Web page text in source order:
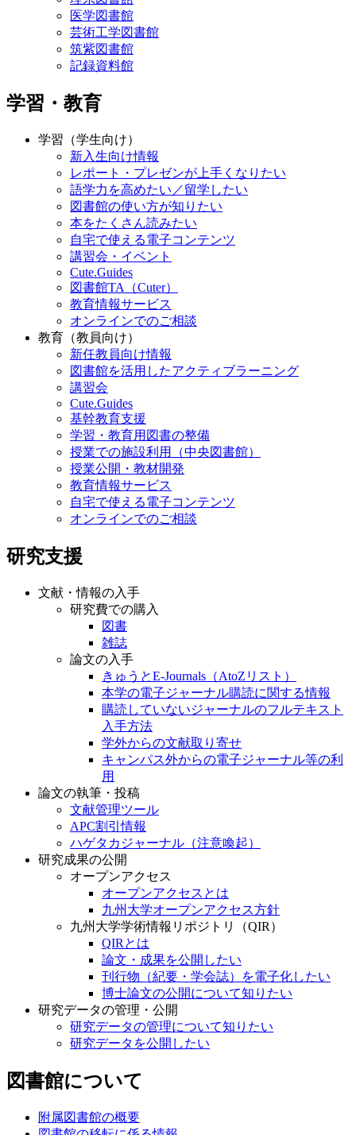
医学図書館
芸術工学図書館
筑紫図書館
記録資料館
学習・教育
学習（学生向け）
新入生向け情報
レポート・プレゼンが上手くなりたい
語学力を高めたい／留学したい
図書館の使い方が知りたい
本をたくさん読みたい
自宅で使える電子コンテンツ
講習会・イベント
Cute.Guides
図書館TA（Cuter）
教育情報サービス
オンラインでのご相談
教育（教員向け）
新任教員向け情報
図書館を活用したアクティブラーニング
講習会
Cute.Guides
基幹教育支援
学習・教育用図書の整備
授業での施設利用（中央図書館）
授業公開・教材開発
教育情報サービス
自宅で使える電子コンテンツ
オンラインでのご相談
研究支援
文献・情報の入手
研究費での購入
図書
雑誌
論文の入手
きゅうとE-Journals（AtoZリスト）
本学の電子ジャーナル購読に関する情報
購読していないジャーナルのフルテキスト
入手方法
学外からの文献取り寄せ
キャンパス外からの電子ジャーナル等の利
用
論文の執筆・投稿
文献管理ツール
APC割引情報
ハゲタカジャーナル（注意喚起）
研究成果の公開
オープンアクセス
オープンアクセスとは
九州大学オープンアクセス方針
九州大学学術情報リポジトリ（QIR）
QIRとは
論文・成果を公開したい
刊行物（紀要・学会誌）を電子化したい
博士論文の公開について知りたい
研究データの管理・公開
研究データの管理について知りたい
研究データを公開したい
図書館について
附属図書館の概要